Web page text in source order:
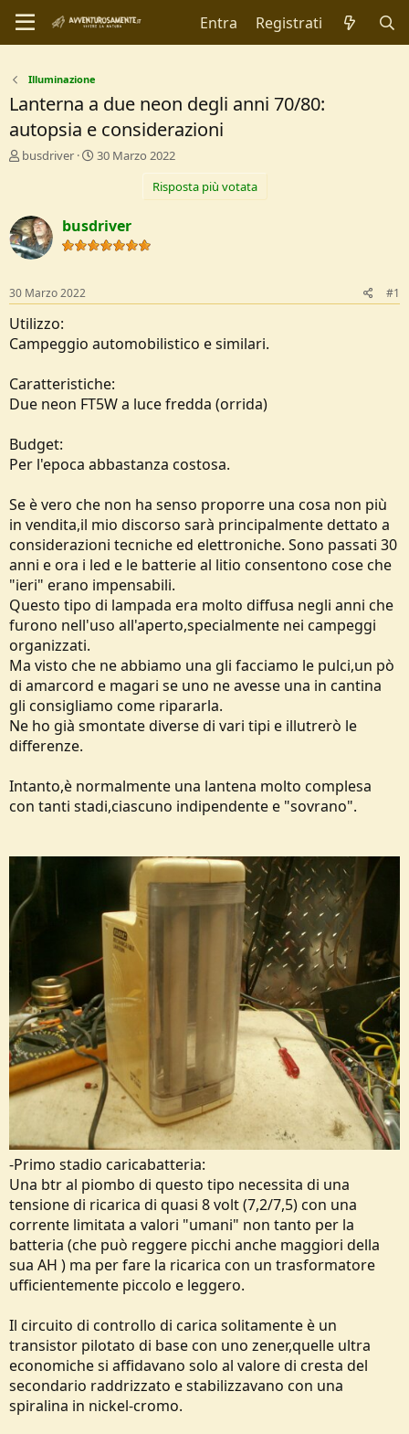
Entra Registrati
Illuminazione
Lanterna a due neon degli anni 70/80:
autopsia e considerazioni
C
t
o
r
D
i
s
u
s
i
e
busdriver
D
d
i
I
z
30 Marzo 2022
Risposta più votata
busdriver
30 Marzo 2022 #1
Utilizzo:
Campeggio automobilistico e similari.
Caratteristiche:
Due neon FT5W a luce fredda (orrida)
Budget:
Per l'epoca abbastanza costosa.
Se è vero che non ha senso proporre una cosa non più
in vendita,il mio discorso sarà principalmente dettato a
considerazioni tecniche ed elettroniche. Sono passati 30
anni e ora i led e le batterie al litio consentono cose che
"ieri" erano impensabili.
Questo tipo di lampada era molto diffusa negli anni che
furono nell'uso all'aperto,specialmente nei campeggi
organizzati.
Ma visto che ne abbiamo una gli facciamo le pulci,un pò
di amarcord e magari se uno ne avesse una in cantina
gli consigliamo come ripararla.
Ne ho già smontate diverse di vari tipi e illutrerò le
differenze.
Intanto,è normalmente una lantena molto complesa
con tanti stadi,ciascuno indipendente e "sovrano".
-Primo stadio caricabatteria:
Una btr al piombo di questo tipo necessita di una
tensione di ricarica di quasi 8 volt (7,2/7,5) con una
corrente limitata a valori "umani" non tanto per la
batteria (che può reggere picchi anche maggiori della
sua AH ) ma per fare la ricarica con un trasformatore
ufficientemente piccolo e leggero.
Il circuito di controllo di carica solitamente è un
transistor pilotato di base con uno zener,quelle ultra
economiche si affidavano solo al valore di cresta del
secondario raddrizzato e stabilizzavano con una
spiralina in nickel-cromo.